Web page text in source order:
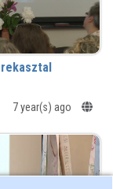
7 year(s) ago